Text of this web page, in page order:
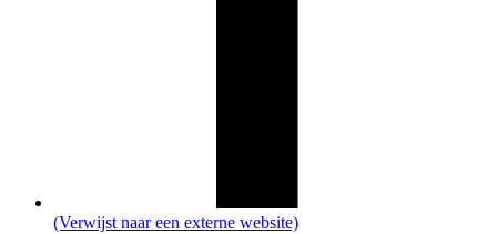
(Verwijst naar een externe website)